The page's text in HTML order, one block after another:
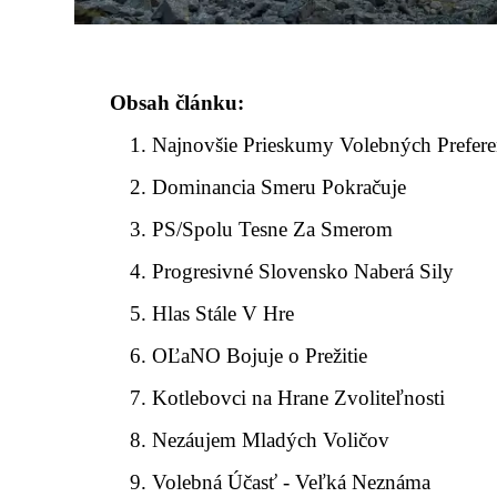
Obsah článku:
Najnovšie Prieskumy Volebných
Dominancia Smeru Pokračuje
PS/Spolu Tesne Za Smerom
Progresivné Slovensko Naberá Sily
Hlas Stále V Hre
OĽaNO Bojuje o Prežitie
Kotlebovci na Hrane Zvoliteľnosti
Nezáujem Mladých Voličov
Volebná Účasť - Veľká Neznáma